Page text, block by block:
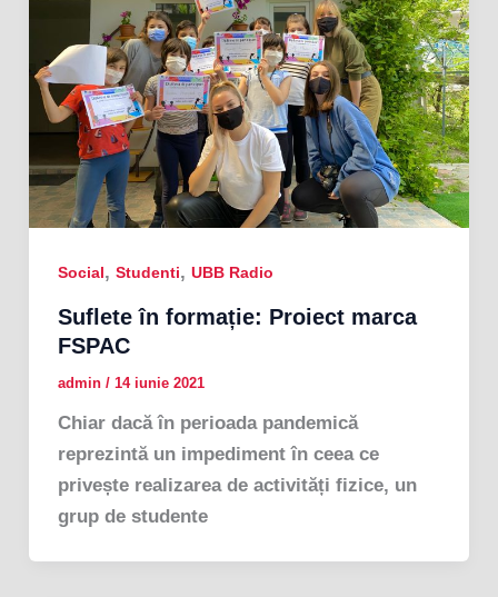
Social, Studenti, UBB Radio
Suflete în formație: Proiect marca
FSPAC
admin / 14 iunie 2021
Chiar dacă în perioada pandemică
reprezintă un impediment în ceea ce
privește realizarea de activități fizice, un
grup de studente